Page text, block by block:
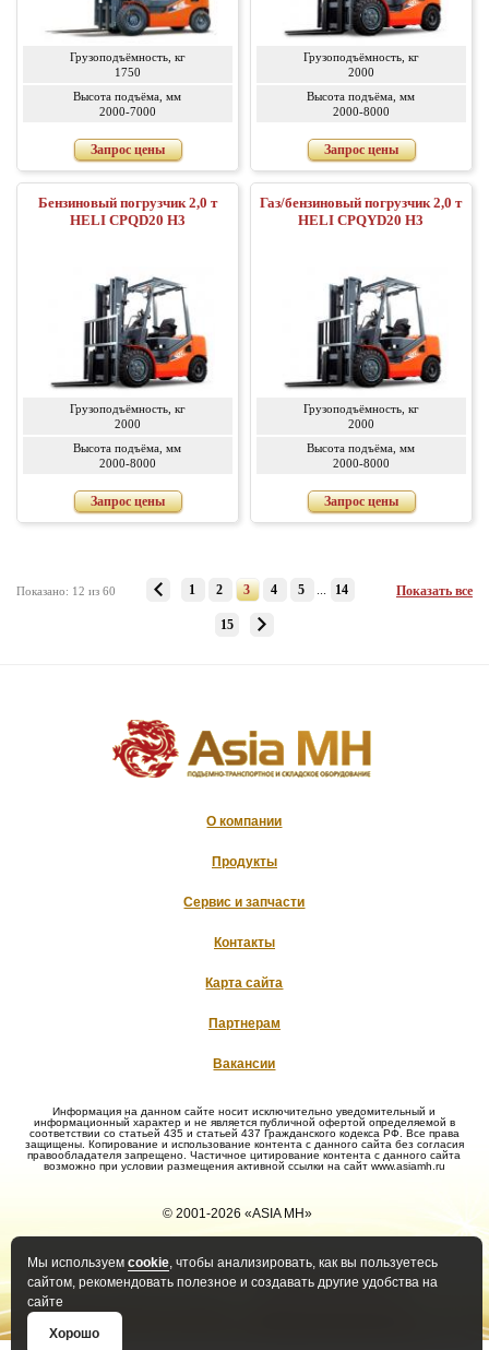
Грузоподъёмность, кг
1750
Высота подъёма, мм
2000-7000
Запрос цены
Грузоподъёмность, кг
2000
Высота подъёма, мм
2000-8000
Запрос цены
Бензиновый погрузчик 2,0 т
HELI CPQD20 H3
Грузоподъёмность, кг
2000
Высота подъёма, мм
2000-8000
Запрос цены
Газ/бензиновый погрузчик 2,0 т
HELI CPQYD20 H3
Грузоподъёмность, кг
2000
Высота подъёма, мм
2000-8000
Запрос цены
Показано: 12 из 60 Показать все
1 2 3 4 5 14
15
Мы используем cookie, чтобы анализировать, как вы пользуетесь
сайтом, рекомендовать полезное и создавать другие удобства на
сайте
Хорошо
О компании
Продукты
Сервис и запчасти
Контакты
Карта сайта
Партнерам
Вакансии
Информация на данном сайте носит исключительно уведомительный и
информационный характер и не является публичной офертой определяемой в
соответствии со статьей 435 и статьей 437 Гражданского кодекса РФ. Все права
защищены. Копирование и использование контента с данного сайта без согласия
правообладателя запрещено. Частичное цитирование контента с данного сайта
возможно при условии размещения активной ссылки на сайт www.asiamh.ru
© 2001-2026 «ASIA MH»
Политика конфиденциальности
Политика оператора в
отношении обработки ПД
Положение о защите и порядке
обработки ПД